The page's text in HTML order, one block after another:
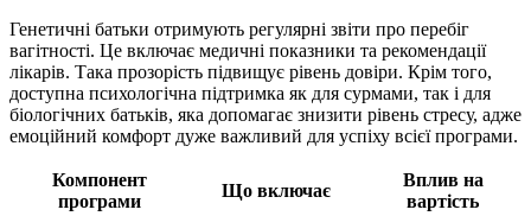
Генетичні батьки отримують регулярні звіти про перебіг
вагітності. Це включає медичні показники та рекомендації
лікарів. Така прозорість підвищує рівень довіри. Крім того,
доступна психологічна підтримка як для сурмами, так і для
біологічних батьків, яка допомагає знизити рівень стресу, адже
емоційний комфорт дуже важливий для успіху всієї програми.
Компонент
програми
Що включає
Вплив на
вартість